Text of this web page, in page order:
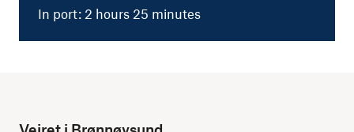
In port: 2 hours 25 minutes